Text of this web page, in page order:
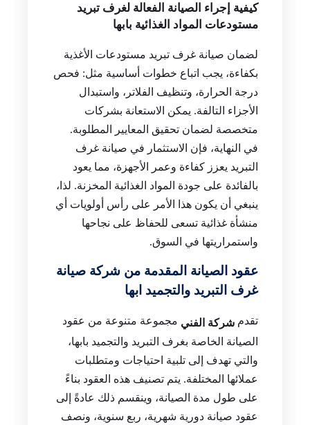
كيفية إجراء الصيانة الفعالة لغرف تبريد
مستودعات المواد الغذائية بابها
لضمان صيانة غرف تبريد مستودعات الأغذية
بكفاءة، يجب اتباع خطوات أساسية مثل: فحص
درجة الحرارة، وتنظيف الفلاتر، واستبدال
الأجزاء التالفة. يمكن الاستعانة بشركات
متخصصة لضمان تحقيق المعايير المطلوبة.
في النهاية، فإن الاستثمار في صيانة غرف
التبريد يعزز كفاءة وعمر الأجهزة، مما يعود
بالفائدة على جودة المواد الغذائية المخزنة. لذا،
ينبغي أن يكون هذا الأمر على رأس أولويات أي
منشأة غذائية تسعى للحفاظ على نجاحها
واستمراريتها في السوق.
عقود الصيانة المقدمة من شركة صيانة
غرف التبريد والتجميد ابها
تقدم شركة الفني مجموعة متنوعة من عقود
الصيانة الخاصة بغرف التبريد والتجميد بابها،
والتي تهدف إلى تلبية احتياجات ومتطلبات
عملائها المختلفة. يتم تصنيف هذه العقود بناءً
على طول مدة الصيانة، وينقسم ذلك عادةً إلى
عقود صيانة دورية شهرية، ربع سنوية، ونصف